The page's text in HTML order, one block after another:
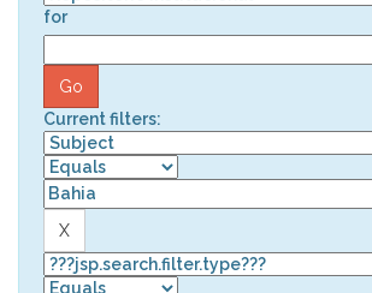
for
Current filters: